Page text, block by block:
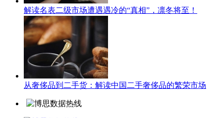
解读名表二级市场遭遇遇冷的“真相”，凛冬将至！
从奢侈品到二手货：解读中国二手奢侈品的繁荣市场